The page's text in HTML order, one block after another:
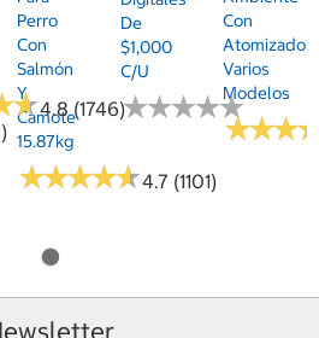
Postal
★
★4.8 (1746)
Perro
Con
Salmón
Y
Camote
15.87kg
★★★★★
★★★★★4.7 (1101)
De
$1,000
C/u
★★★★★
★★★★★
Con
Atomizador,
Varios
Modelos
★★★
★★★